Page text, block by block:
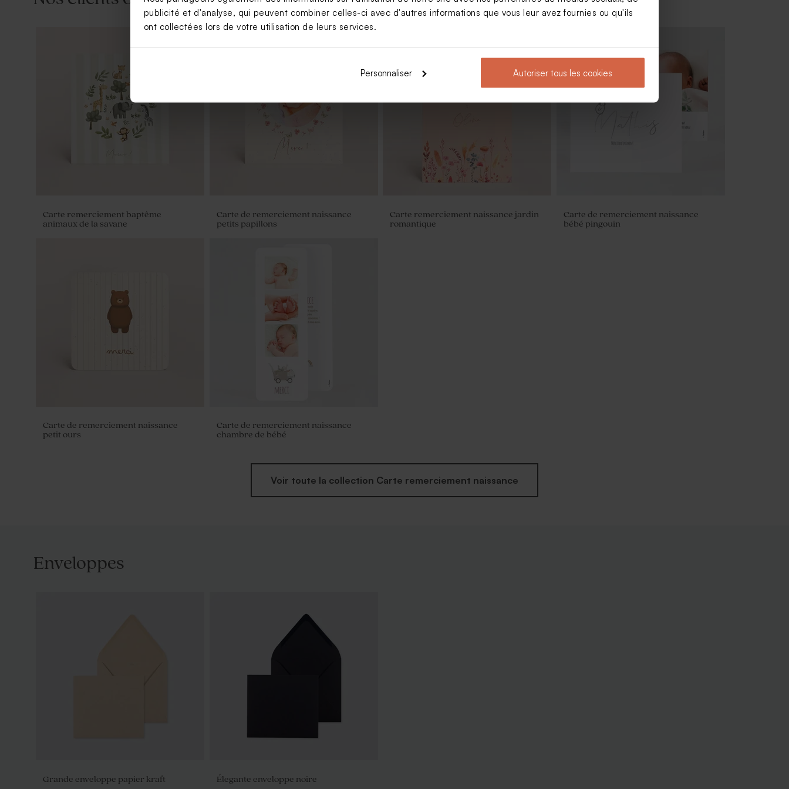
publicité et d'analyse, qui peuvent combiner celles-ci avec d'autres informations que vous leur avez fournies ou qu'ils
ont collectées lors de votre utilisation de leurs services.
Personnaliser Autoriser tous les cookies
Dragées baptême couleur champagne
1 kg (± 240 ex)
Dragées naissance lentilles
Moulin à vent baptême beige et son
Contenant à dragées baptême rond
Petit pot en verre dépoli baptême
Carte remerciement baptême
animaux de la savane
Carte de remerciement naissance
petits papillons
Carte remerciement naissance jardin
romantique
Carte de remerciement naissance
bébé pingouin
Carte de remerciement naissance
petit ours
Carte de remerciement naissance
chambre de bébé
Voir toute la collection Carte remerciement naissance
Enveloppes
Grande enveloppe papier kraft Élegante enveloppe noire